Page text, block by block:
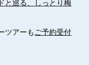
と巡る、しっとり梅
ツアーも ご予約受付